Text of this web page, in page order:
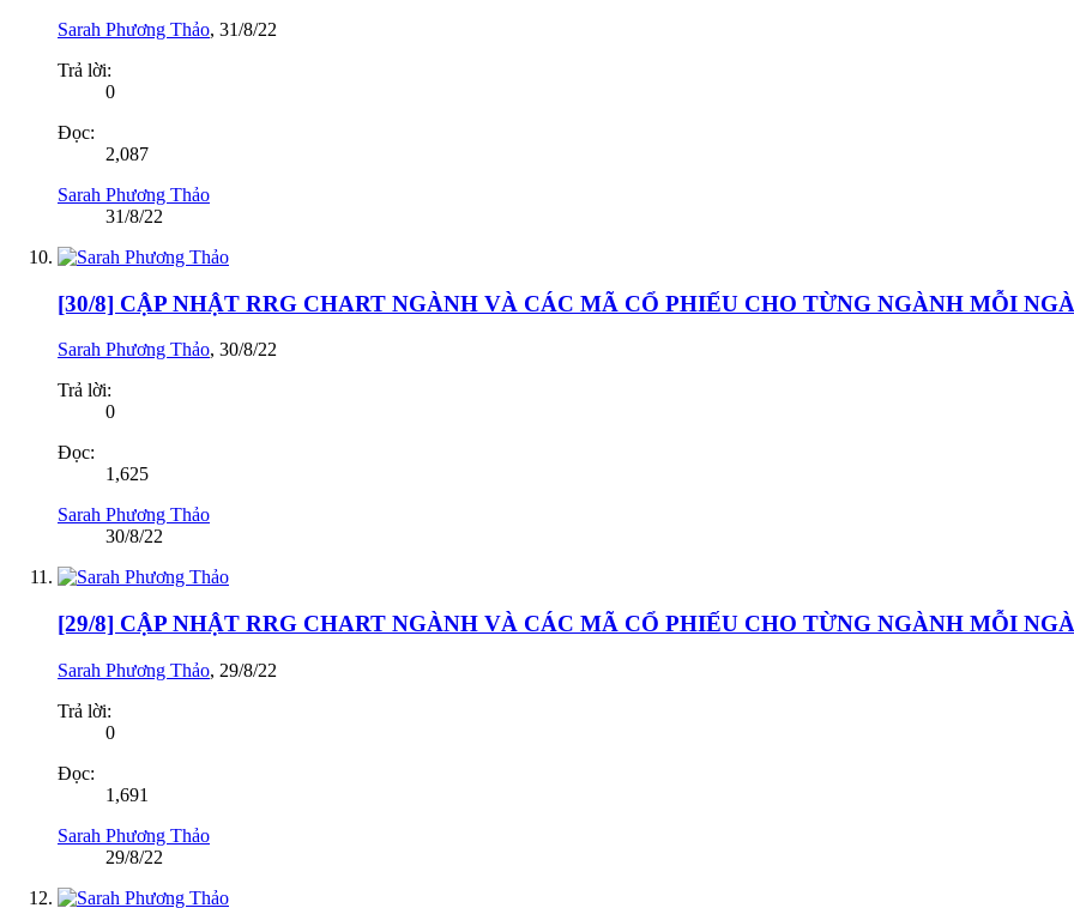
Sarah Phương Thảo, 31/8/22
Trả lời:
0
Đọc:
2,087
Sarah Phương Thảo
31/8/22
[30/8] CẬP NHẬT RRG CHART NGÀNH VÀ CÁC MÃ CỔ PHIẾU CHO TỪNG NGÀNH MỖI
Sarah Phương Thảo, 30/8/22
Trả lời:
0
Đọc:
1,625
Sarah Phương Thảo
30/8/22
[29/8] CẬP NHẬT RRG CHART NGÀNH VÀ CÁC MÃ CỔ PHIẾU CHO TỪNG NGÀNH MỖI
Sarah Phương Thảo, 29/8/22
Trả lời:
0
Đọc:
1,691
Sarah Phương Thảo
29/8/22